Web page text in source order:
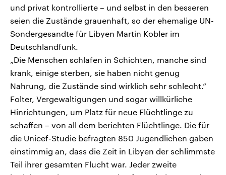
und privat kontrollierte – und selbst in den besseren
seien die Zustände grauenhaft, so der ehemalige UN-
Sondergesandte für Libyen Martin Kobler im
Deutschlandfunk.
„Die Menschen schlafen in Schichten, manche sind
krank, einige sterben, sie haben nicht genug
Nahrung, die Zustände sind wirklich sehr schlecht.“
Folter, Vergewaltigungen und sogar willkürliche
Hinrichtungen, um Platz für neue Flüchtlinge zu
schaffen – von all dem berichten Flüchtlinge. Die für
die Unicef-Studie befragten 850 Jugendlichen gaben
einstimmig an, dass die Zeit in Libyen der schlimmste
Teil ihrer gesamten Flucht war. Jeder zweite